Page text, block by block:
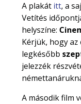
A plakát itt, a
Vetítés
helyszíne:
Kérjük, hogy
legkésőbb
jelezzék
A második film